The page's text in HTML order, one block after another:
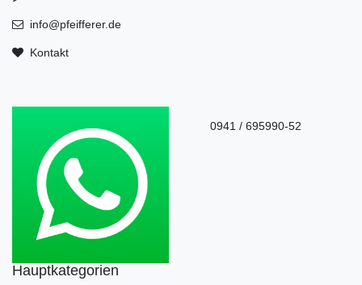
info@pfeifferer.de
Kontakt
0941 / 695990-52
Hauptkategorien